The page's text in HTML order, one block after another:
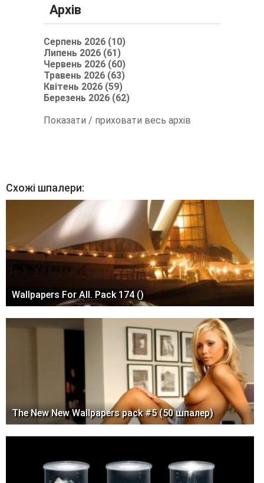
Архів
Серпень 2026 (10)
Липень 2026 (61)
Червень 2026 (60)
Травень 2026 (63)
Квітень 2026 (59)
Березень 2026 (62)
Показати / приховати весь архів
Схожі шпалери:
Wallpapers For All. Pack 174 ()
The New New Wallpapers pack #5 (50 шпалер)